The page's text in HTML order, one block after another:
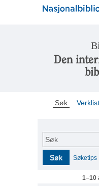
Den
Søk
Søk
Søk Søketips
1–10